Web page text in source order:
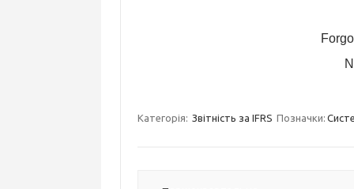
Категорія: Звітність за IFRS Позначки: